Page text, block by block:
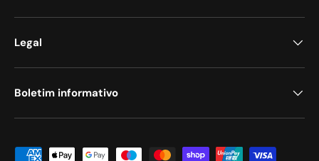
Legal
Boletim informativo
Métodos de pagamento aceites